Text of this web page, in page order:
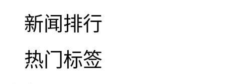
新闻排行
热门标签